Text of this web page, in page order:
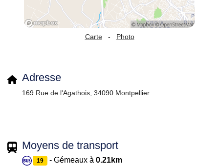
Carte - Photo
Adresse
169 Rue de l'Agathois, 34090 Montpellier
Moyens de transport
19 - Gémeaux à 0.21km